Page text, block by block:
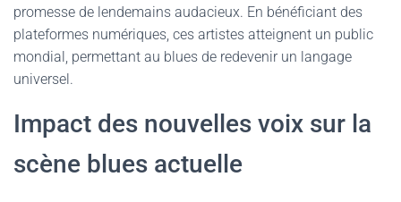
promesse de lendemains audacieux. En bénéficiant des
plateformes numériques, ces artistes atteignent un public
mondial, permettant au blues de redevenir un langage
universel.
Impact des nouvelles voix sur la
scène blues actuelle